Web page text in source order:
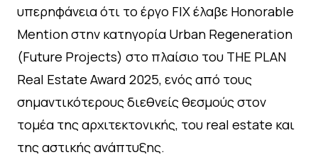
υπερηφάνεια ότι το έργο FIX έλαβε Honorable
Mention στην κατηγορία Urban Regeneration
(Future Projects) στο πλαίσιο του THE PLAN
Real Estate Award 2025, ενός από τους
σημαντικότερους διεθνείς θεσμούς στον
τομέα της αρχιτεκτονικής, του real estate και
της αστικής ανάπτυξης.